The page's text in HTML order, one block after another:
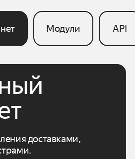
Модули API
доставками,